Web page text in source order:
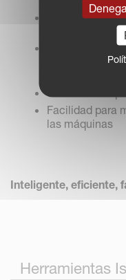
Impresiona a
del producto
Demuestra el
ISOBUS de
Solución
Facilidad para
las máquinas
Inteligente, eficiente,
Herramientas